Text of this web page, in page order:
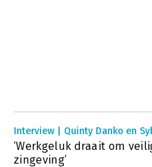
Interview | Quinty Danko en
‘Werkgeluk draait om
zingeving’